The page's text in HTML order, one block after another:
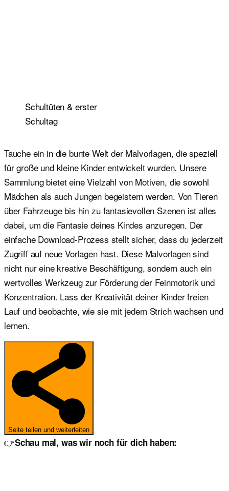
Schultüten & erster
Schultag
Tauche ein in die bunte Welt der Malvorlagen, die speziell
für große und kleine Kinder entwickelt wurden. Unsere
Sammlung bietet eine Vielzahl von Motiven, die sowohl
Mädchen als auch Jungen begeistern werden. Von Tieren
über Fahrzeuge bis hin zu fantasievollen Szenen ist alles
dabei, um die Fantasie deines Kindes anzuregen. Der
einfache Download-Prozess stellt sicher, dass du jederzeit
Zugriff auf neue Vorlagen hast. Diese Malvorlagen sind
nicht nur eine kreative Beschäftigung, sondern auch ein
wertvolles Werkzeug zur Förderung der Feinmotorik und
Konzentration. Lass der Kreativität deiner Kinder freien
Lauf und beobachte, wie sie mit jedem Strich wachsen und
lernen.
Seite teilen und weiterleiten
👉Schau mal, was wir noch für dich haben: